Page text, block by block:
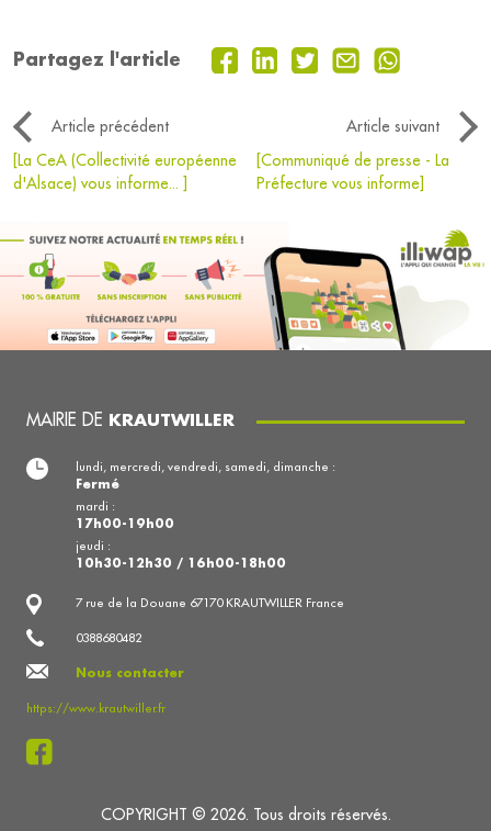
Partagez l'article
Article précédent
Article suivant
[La CeA (Collectivité européenne
d'Alsace) vous informe... ]
[Communiqué de presse - La
Préfecture vous informe]
MAIRIE DE KRAUTWILLER
7 rue de la Douane 67170 KRAUTWILLER France
0388680482
Nous contacter
https://www.krautwiller.fr
lundi, mercredi, vendredi, samedi, dimanche :
Fermé
mardi :
17h00-19h00
jeudi :
10h30-12h30 / 16h00-18h00
COPYRIGHT © 2026. Tous droits réservés.